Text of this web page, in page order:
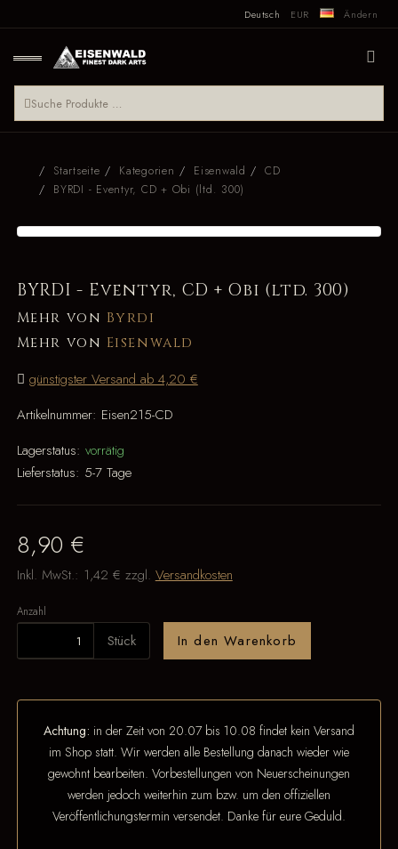
Deutsch EUR Ändern
Startseite Kategorien Eisenwald
CD
BYRDI - Eventyr, CD + Obi (ltd. 300)
BYRDI - Eventyr, CD + Obi (ltd. 300)
Mehr von Byrdi
Mehr von Eisenwald
günstigster Versand ab 4,20 €
Artikelnummer: Eisen215-CD
Lagerstatus: vorrätig
Lieferstatus: 5-7 Tage
8,90 €
Inkl. MwSt.: 1,42 € zzgl. Versandkosten
Anzahl
Stück In den Warenkorb
Achtung: in der Zeit von 20.07 bis 10.08 findet kein Versand
im Shop statt. Wir werden alle Bestellung danach wieder wie
gewohnt bearbeiten. Vorbestellungen von Neuerscheinungen
werden jedoch weiterhin zum bzw. um den offiziellen
Veröffentlichungstermin versendet. Danke für eure Geduld.